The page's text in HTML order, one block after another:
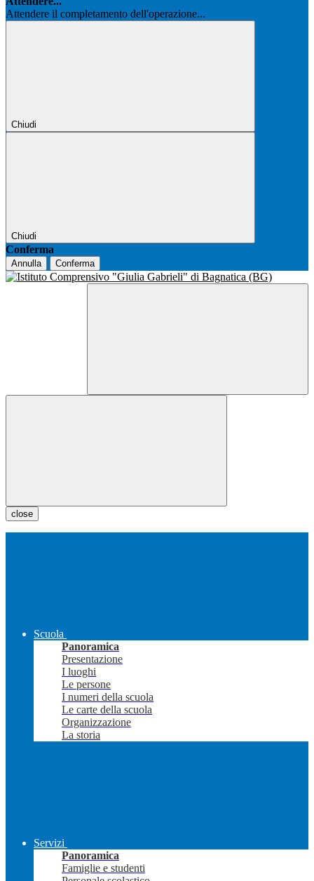
Attendere il completamento dell'operazione...
Chiudi
Chiudi
Conferma
Annulla Conferma
close
Scuola
Panoramica
Presentazione
I luoghi
Le persone
I numeri della scuola
Le carte della scuola
Organizzazione
La storia
Servizi
Panoramica
Famiglie e studenti